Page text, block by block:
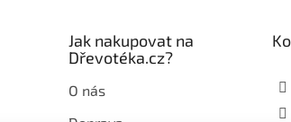
Jak nakupovat na
Dřevotéka.cz?
O nás